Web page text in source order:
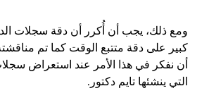
ومع ذلك، يجب أن أُكرر أن دقة سجلات
كبير على دقة متتبع الوقت كما تم
أن نفكر في هذا الأمر عند استعراض
التي ينشئها تايم دكتور.